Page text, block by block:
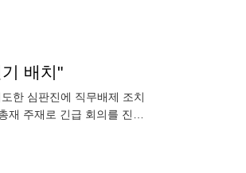
배치"
한 심판진에 직무배제 조치
주재로 긴급 회의를 진행